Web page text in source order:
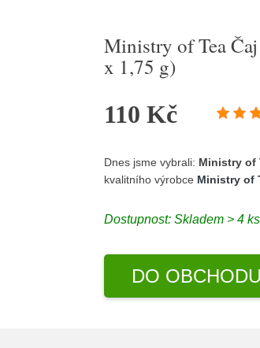
Ministry of Tea
x 1,75 g)
110 Kč
Dnes jsme vybrali: Ministry of
kvalitního výrobce Ministry of
Dostupnost:Skladem > 4 ks
DO